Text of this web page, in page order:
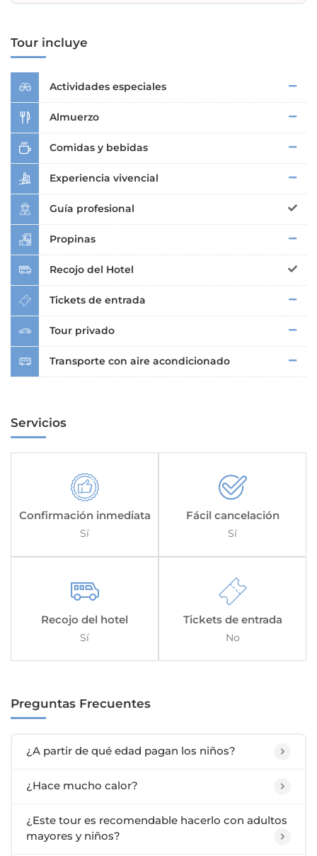
Tour incluye
Actividades especiales
Almuerzo
Comidas y bebidas
Experiencia vivencial
Guía profesional
Propinas
Recojo del Hotel
Tickets de entrada
Tour privado
Transporte con aire acondicionado
Servicios
Confirmación inmediata
Sí
Fácil cancelación
Sí
Recojo del hotel
Sí
Tickets de entrada
No
Preguntas Frecuentes
¿A partir de qué edad pagan los niños?
¿Hace mucho calor?
¿Este tour es recomendable hacerlo con adultos
mayores y niños?